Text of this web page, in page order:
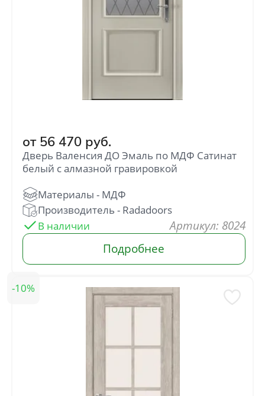
от 56 470 руб.
Дверь Валенсия ДО Эмаль по МДФ Сатинат
белый с алмазной гравировкой
: 8024
10